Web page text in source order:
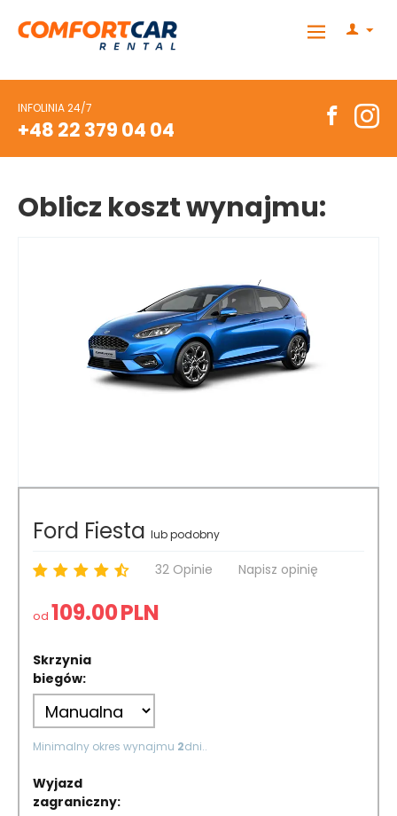
INFOLINIA 24/7
+48 22 379 04 04
Oblicz koszt wynajmu:
Ford Fiesta lub podobny
32 Opinie Napisz opinię
od 109.00PLN
Skrzynia
biegów:
Minimalny okres wynajmu 2dni..
Wyjazd
zagraniczny: